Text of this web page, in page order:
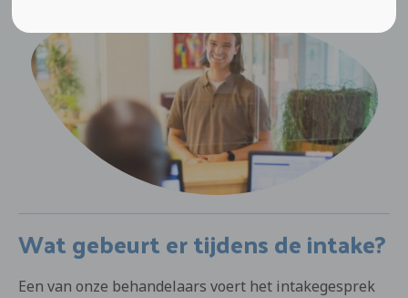
Wat gebeurt er tijdens de intake?
Een van onze behandelaars voert het intakegesprek